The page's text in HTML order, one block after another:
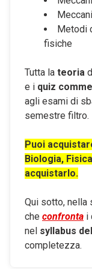
Metodi
fisiche
Tutta la teoria
e i quiz
agli esami di
semestre filtro.
Puoi
Biologia,
acquistarlo.
Qui sotto, nella
che confronta i
nel syllabus
completezza.